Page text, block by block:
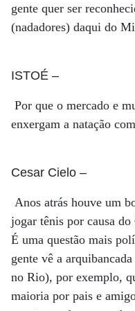
gente quer ser
(nadadores) daqui do
ISTOÉ –
Por que o mercado e
enxergam a natação
Cesar Cielo –
Anos atrás houve um
jogar tênis por causa
É uma questão mais
gente vê a
no Rio), por exemplo,
maioria por pais e